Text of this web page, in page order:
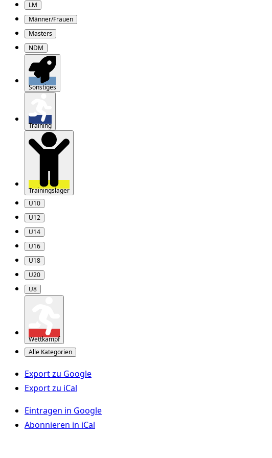
LM
Männer/Frauen
Masters
NDM
Sonstiges
Training
Trainingslager
U10
U12
U14
U16
U18
U20
U8
Wettkampf
Alle Kategorien
Export zu Google
Export zu iCal
Eintragen in Google
Abonnieren in iCal